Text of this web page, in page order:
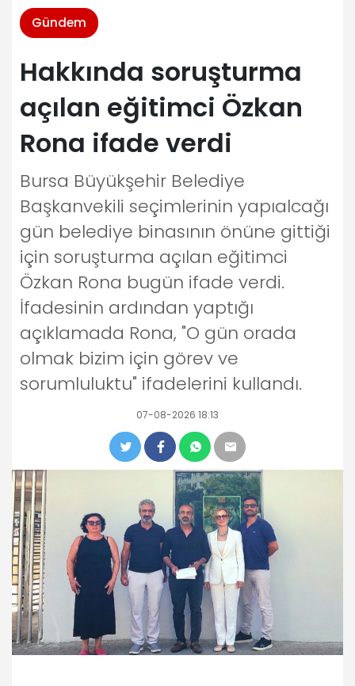
Gündem
Hakkında soruşturma
açılan eğitimci Özkan
Rona ifade verdi
Bursa Büyükşehir Belediye
Başkanvekili seçimlerinin yapıalcağı
gün belediye binasının önüne gittiği
için soruşturma açılan eğitimci
Özkan Rona bugün ifade verdi.
İfadesinin ardından yaptığı
açıklamada Rona, "O gün orada
olmak bizim için görev ve
sorumluluktu" ifadelerini kullandı.
07-08-2026 18:13